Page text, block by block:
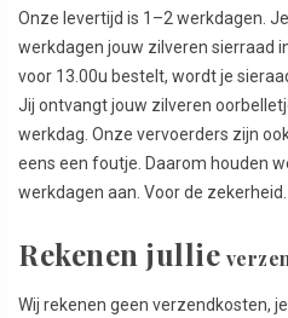
Onze levertijd is 1–2 werkdagen.
werkdagen jouw zilveren sierraad
voor 13.00u bestelt, wordt je
Jij ontvangt jouw zilveren
werkdag. Onze vervoerders zijn
eens een foutje. Daarom houden
werkdagen aan. Voor de zekerheid.
Rekenen jullie
Wij rekenen geen verzendkosten,